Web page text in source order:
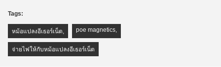
Tags:
หม้อแปลงอีเธอร์เน็ต, poe magnetics,
จ่ายไฟให้กับหม้อแปลงอีเธอร์เน็ต